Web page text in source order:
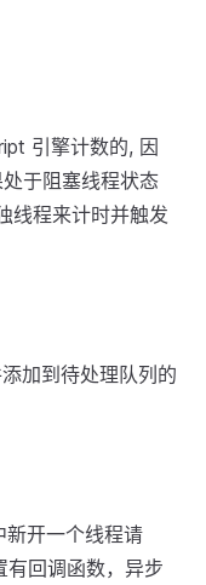
引擎计数的, 因
于阻塞线程状态
线程来计时并触发
加到待处理队列的
开一个线程请
有回调函数，异步